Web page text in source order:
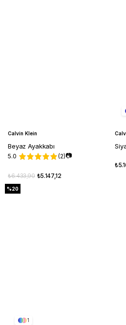
Calvin Klein
Beyaz Ayakkabı
5.0 (2)📷
₺5.147,12
₺6.433,90
%20
1